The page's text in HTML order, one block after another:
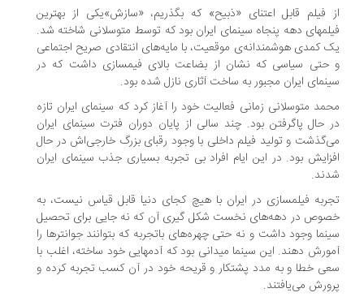
فیلم قابل اعتنای «ذبیح» که بگذریم، «سازش»یکی از بهترین
دهه پنجاه سینمای ایران بود که توسط متوسلانی شاخته شد.
کمدی هوشمندانه‌ی موقعیت، با مایه‌های انتقادی صریح اجتماعی
سیاسی که نشان از بضاعت بالای فیمسازی داشت که در
ایران مجبور به ساخت آثاری نازل شده بود.
متوسلانی زمانی فعالیت خود را آغاز کرد که سینمای ایران تازه
حال پاگرفتن بود. چند سالی از پایان دوران فترت سینمای ایران
و تولید فیلم داخلی با وجود رقبای بزرگ خارجی‌اش در حال
بود. در این ایام افراد بی تجربه بسیاری جذب سینمای ایران
فیلمسازی در ایران با هیچ کجای دنیا قابل قیاس نیست، به
در دهه‌های نخست شکل گیری آن که نه جایی برای تحصیل
وجود داشت و نه حتی چهره‌های باتجربه که بتوانند جوانترها را
دهند. این سینما میدانی بود که آدمهایی خود ساخته، اغلب با
خطا و به مدد پشتکار و قریحه خود در آن کسب تجربه کرده و
می‌یافتند.